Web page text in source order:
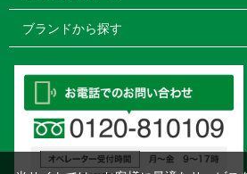
ブランドから探す